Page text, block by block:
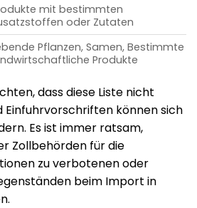
mit bestimmten
oder Zutaten
Pflanzen, Samen, Bestimmte
Produkte
dass diese Liste nicht
Einfuhrvorschriften können sich
Es ist immer ratsam,
Zollbehörden für die
zu verbotenen oder
beim Import in